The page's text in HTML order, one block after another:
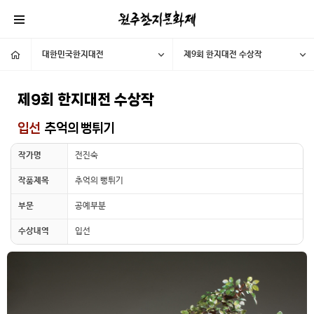
대한민국한지대전 제9회 한지대전 수상작
제9회 한지대전 수상작
입선 추억의 뻥튀기
작가명 전진숙
작품제목 추억의 뻥튀기
부문 공예부분
수상내역 입선